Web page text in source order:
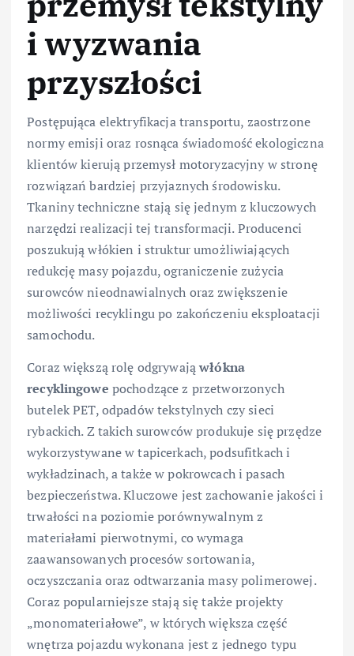
i wyzwania
przyszłości
Postępująca elektryfikacja transportu, zaostrzone
normy emisji oraz rosnąca świadomość ekologiczna
klientów kierują przemysł motoryzacyjny w stronę
rozwiązań bardziej przyjaznych środowisku.
Tkaniny techniczne stają się jednym z kluczowych
narzędzi realizacji tej transformacji. Producenci
poszukują włókien i struktur umożliwiających
redukcję masy pojazdu, ograniczenie zużycia
surowców nieodnawialnych oraz zwiększenie
możliwości recyklingu po zakończeniu eksploatacji
samochodu.
Coraz większą rolę odgrywająwłókna
recyklingowe pochodzące z przetworzonych
butelek PET, odpadów tekstylnych czy sieci
rybackich. Z takich surowców produkuje się przędze
wykorzystywane w tapicerkach, podsufitkach i
wykładzinach, a także w pokrowcach i pasach
bezpieczeństwa. Kluczowe jest zachowanie jakości i
trwałości na poziomie porównywalnym z
materiałami pierwotnymi, co wymaga
zaawansowanych procesów sortowania,
oczyszczania oraz odtwarzania masy polimerowej.
Coraz popularniejsze stają się także projekty
„monomateriałowe”, w których większa część
wnętrza pojazdu wykonana jest z jednego typu